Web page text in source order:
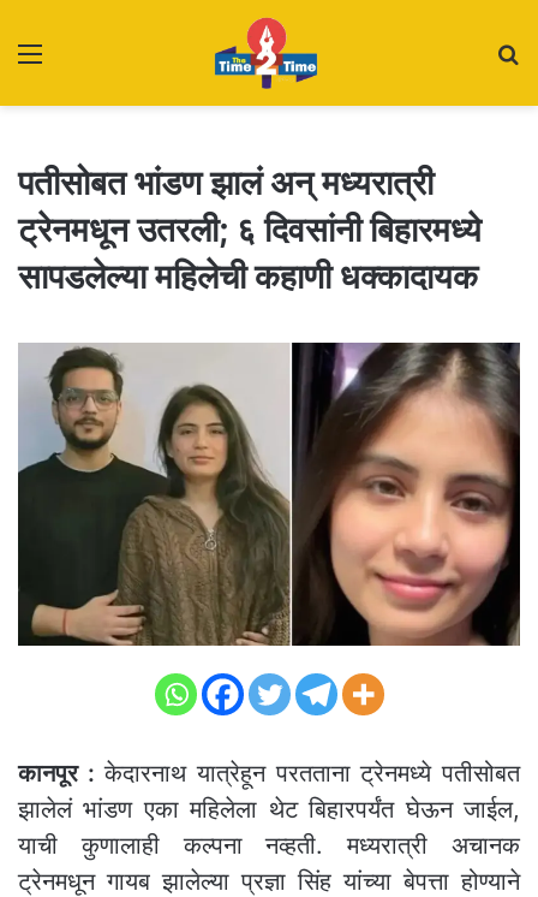
पतीसोबत भांडण झालं अन् मध्यरात्री
ट्रेनमधून उतरली; ६ दिवसांनी बिहारमध्ये
सापडलेल्या महिलेची कहाणी धक्कादायक
कानपूर : केदारनाथ यात्रेहून परतताना ट्रेनमध्ये पतीसोबत
झालेलं भांडण एका महिलेला थेट बिहारपर्यंत घेऊन जाईल,
याची कुणालाही कल्पना नव्हती. मध्यरात्री अचानक
ट्रेनमधून गायब झालेल्या प्रज्ञा सिंह यांच्या बेपत्ता होण्याने